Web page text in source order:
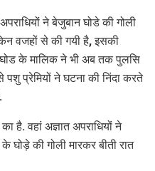
ने बेजुबान घोडे की गोली
वजहों से की गयी है, इसकी
के मालिक ने भी अब तक पुलसि
प्रेमियों ने घटना की निंदा करते
है. वहां अज्ञात अपराधियों ने
घोड़े की गोली मारकर बीती रात